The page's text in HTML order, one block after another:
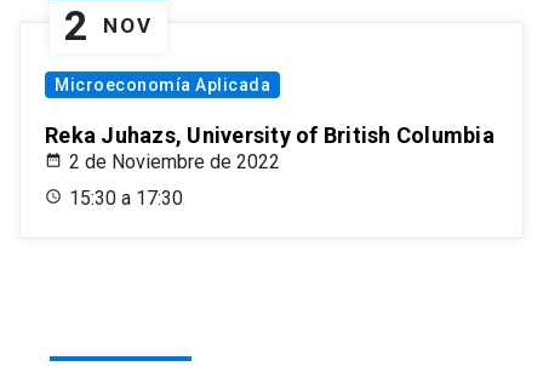
2 NOV
Microeconomía Aplicada
Reka Juhazs, University of British Columbia
2 de Noviembre de 2022
15:30 a 17:30